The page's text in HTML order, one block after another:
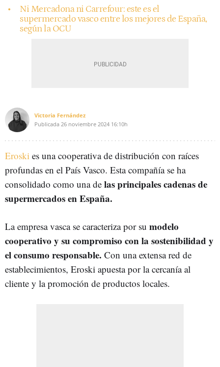
Ni Mercadona ni Carrefour: este es el
supermercado vasco entre los mejores de España,
según la OCU
Victoria Fernández
Publicada 26 noviembre 2024 16:10h
Eroski es una cooperativa de distribución con raíces
profundas en el País Vasco. Esta compañía se ha
consolidado como una de las principales cadenas de
supermercados en España.
La empresa vasca se caracteriza por su modelo
cooperativo y su compromiso con la sostenibilidad y
el consumo responsable. Con una extensa red de
establecimientos, Eroski apuesta por la cercanía al
cliente y la promoción de productos locales.